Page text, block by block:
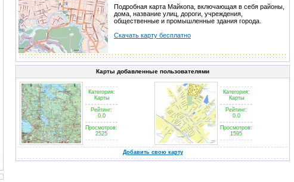
Подробная карта Майкопа, включающая в себя районы,
дома, название улиц, дороги, учреждения,
общественные и промышленные здания города.
Скачать карту бесплатно
Карты добавленные пользователями
Категория:
Карты
Рейтинг:
0.0
Просмотров:
2525
Категория:
Карты
Рейтинг:
0.0
Просмотров:
1595
Добавить свою карту